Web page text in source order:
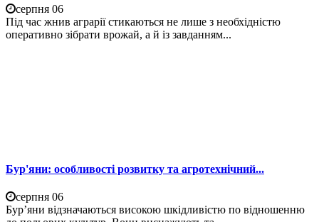
серпня 06
Під час жнив аграрії стикаються не лише з необхідністю
оперативно зібрати врожай, а й із завданням...
Бур'яни: особливості розвитку та агротехнічний...
серпня 06
Бур’яни відзначаються високою шкідливістю по відношенню